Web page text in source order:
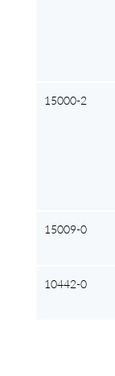
15000-2
15009-0
10442-0